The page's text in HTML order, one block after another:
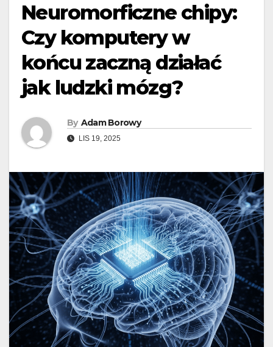
Neuromorficzne chipy:
Czy komputery w
końcu zaczną działać
jak ludzki mózg?
By Adam Borowy
LIS 19, 2025